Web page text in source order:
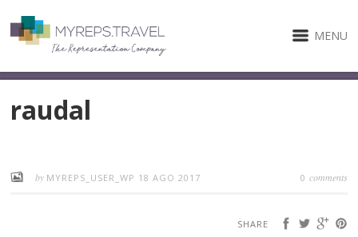
MENU
raudal
by MYREPS_USER_WP 18 AGO 2017 0 comments
SHARE